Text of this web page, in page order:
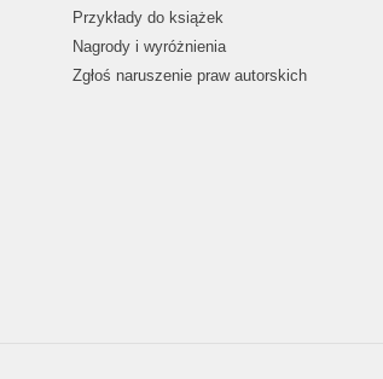
Przykłady do książek
Nagrody i wyróżnienia
Zgłoś naruszenie praw autorskich